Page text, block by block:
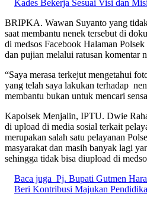
Kades Bekerja Sesuai Visi dan Misi
BRIPKA. Wawan Suyanto yang
saat membantu nenek tersebut di
di medsos Facebook Halaman
dan pujian melalui ratusan komentar
“Saya merasa terkejut mengetahui
yang telah saya lakukan terhadap
membantu bukan untuk mencari
Kapolsek Menjalin, IPTU. Dwie
di upload di media sosial terkait
merupakan salah satu pelayanan
masyarakat dan masih banyak lagi
sehingga tidak bisa diupload di
Baca juga Pj. Bupati Gutmen
Beri Kontribusi Majukan